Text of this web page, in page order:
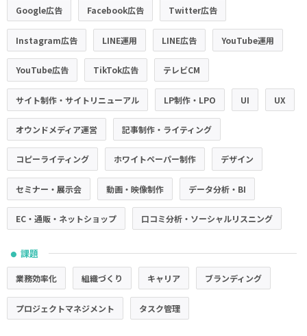
Google広告 Facebook広告 Twitter広告
Instagram広告 LINE運用 LINE広告 YouTube運用
YouTube広告 TikTok広告 テレビCM
サイト制作・サイトリニューアル LP制作・LPO UI UX
オウンドメディア運営 記事制作・ライティング
コピーライティング ホワイトペーパー制作 デザイン
セミナー・展示会 動画・映像制作 データ分析・BI
EC・通販・ネットショップ 口コミ分析・ソーシャルリスニング
● 課題
業務効率化 組織づくり キャリア ブランディング
プロジェクトマネジメント タスク管理